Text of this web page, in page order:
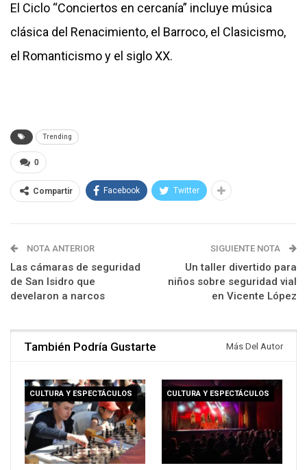
El Ciclo “Conciertos en cercanía” incluye música
clásica del Renacimiento, el Barroco, el Clasicismo,
el Romanticismo y el siglo XX.
Trending
0
Compartir Facebook Twitter
NOTA ANTERIOR
Las cámaras de seguridad
de San Isidro que
develaron a narcos
SIGUIENTE NOTA
Un taller divertido para
niños sobre seguridad vial
en Vicente López
También Podría Gustarte Más Del Autor
CULTURA Y ESPECTÁCULOS CULTURA Y ESPECTÁCULOS